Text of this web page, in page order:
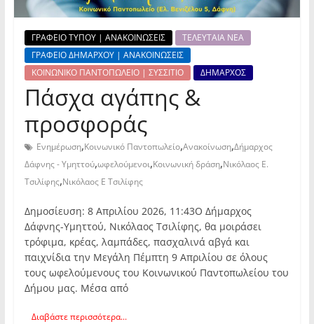
ΓΡΑΦΕΙΟ ΤΥΠΟΥ | ΑΝΑΚΟΙΝΩΣΕΙΣ
ΤΕΛΕΥΤΑΙΑ ΝΕΑ
ΓΡΑΦΕΙΟ ΔΗΜΑΡΧΟΥ | ΑΝΑΚΟΙΝΩΣΕΙΣ
ΚΟΙΝΩΝΙΚΟ ΠΑΝΤΟΠΩΛΕΙΟ | ΣΥΣΣΙΤΙΟ
ΔΗΜΑΡΧΟΣ
Πάσχα αγάπης &
προσφοράς
Ενημέρωση,Κοινωνικό Παντοπωλείο,Ανακοίνωση,Δήμαρχος
Δάφνης - Υμηττού,ωφελούμενοι,Κοινωνική δράση,Νικόλαος Ε.
Τσιλίφης,Νικόλαος Ε Τσιλίφης
Δημοσίευση: 8 Απριλίου 2026, 11:43Ο Δήμαρχος
Δάφνης-Υμηττού, Νικόλαος Τσιλίφης, θα μοιράσει
τρόφιμα, κρέας, λαμπάδες, πασχαλινά αβγά και
παιχνίδια την Μεγάλη Πέμπτη 9 Απριλίου σε όλους
τους ωφελούμενους του Κοινωνικού Παντοπωλείου του
Δήμου μας. Μέσα από
Διαβάστε περισσότερα...